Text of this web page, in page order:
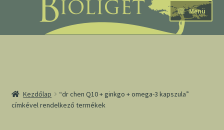
navigációhoz
tartalomba
Menü
Kezdőlap
“dr chen Q10 + ginkgo + omega-3 kapszula”
címkével rendelkező termékek